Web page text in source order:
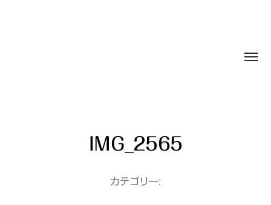
IMG_2565
カテゴリー: